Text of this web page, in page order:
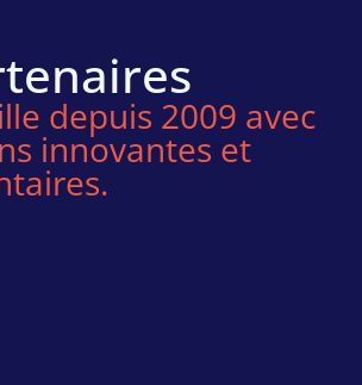
depuis 2009 avec
innovantes et